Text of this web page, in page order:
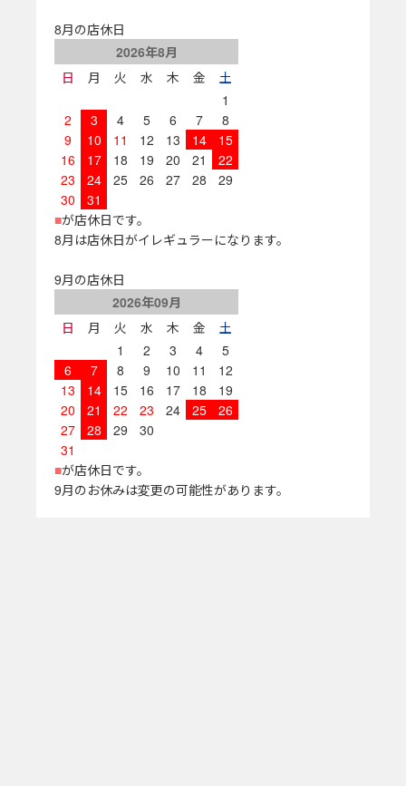
8月の店休日
2026年8月
日
月 火 水 木 金
土
1
2
3 4 5 6 7
8
9
10 11 12 13 14
15
16
17 18 19 20 21
22
23
24 25 26 27 28
29
30
31
■が店休日です。
8月は店休日がイレギュラーになります。
9月の店休日
2026年09月
日
月 火 水 木 金
土
1
2 3 4
5
6
7 8 9 10 11
12
13
14 15 16 17 18
19
20
21 22 23 24 25
26
27
28 29
30
31
■が店休日です。
9月のお休みは変更の可能性があります。